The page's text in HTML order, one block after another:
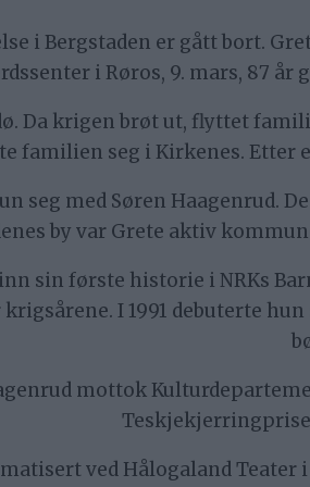
i Bergstaden er gått bort.
i Røros, 9. mars, 87
Da krigen brøt ut, flyttet
familien seg i Kirkenes. Etter
seg med Søren Haagenrud.
by var Grete aktiv
sin første historie i NRKs
I 1991 debuterte
mottok
ved Hålogaland